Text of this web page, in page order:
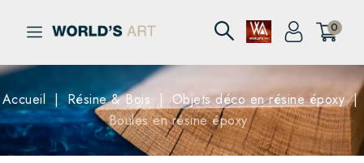
0
Accueil Résine & Bois
Objets déco en résine époxy
Boules en résine époxy